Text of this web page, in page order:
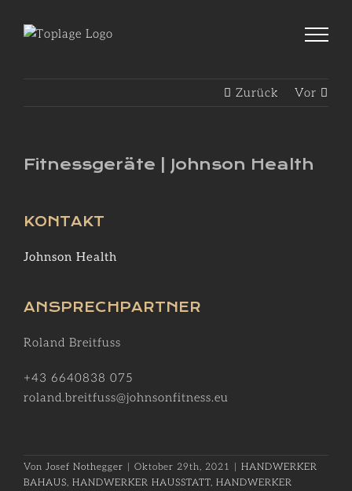
Inhalt
Zurück Vor
Fitnessgeräte | Johnson Health
KONTAKT
Johnson Health
ANSPRECHPARTNER
Roland Breitfuss
+43 6640838 075
roland.breitfuss@johnsonfitness.eu
Von Josef Nothegger Oktober 29th, 2021
HANDWERKER
BAHAUS, HANDWERKER HAUSSTATT, HANDWERKER